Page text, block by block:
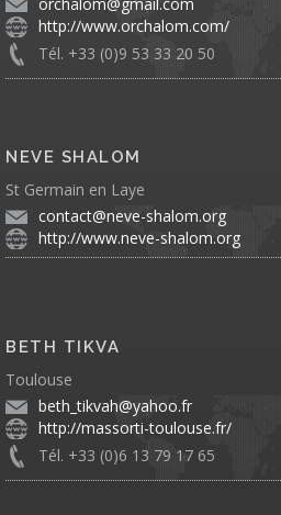
http://www.orchalom.com/
Tél. +33 (0)9 53 33 20 50
NEVE SHALOM
St Germain en Laye
contact@neve-shalom.org
http://www.neve-shalom.org
BETH TIKVA
Toulouse
beth_tikvah@yahoo.fr
http://massorti-toulouse.fr/
Tél. +33 (0)6 13 79 17 65